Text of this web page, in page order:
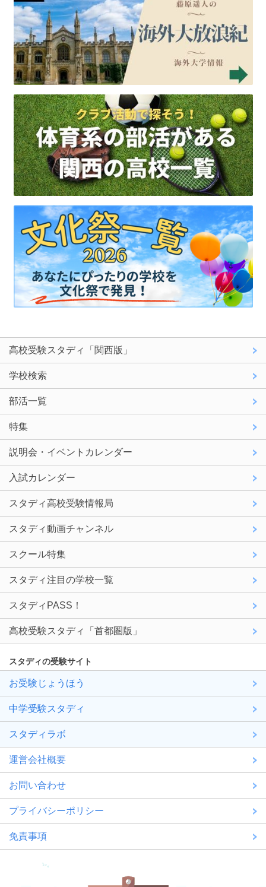
高校受験スタディ「関西版」
学校検索
部活一覧
特集
説明会・イベントカレンダー
入試カレンダー
スタディ高校受験情報局
スタディ動画チャンネル
スクール特集
スタディ注目の学校一覧
スタディPASS！
高校受験スタディ「首都圏版」
スタディの受験サイト
お受験じょうほう
中学受験スタディ
スタディラボ
運営会社概要
お問い合わせ
プライバシーポリシー
免責事項